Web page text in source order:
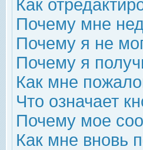
Как
Почему мне
Почему я не
Почему я
Как мне
Что означает
Почему мое
Как мне вновь